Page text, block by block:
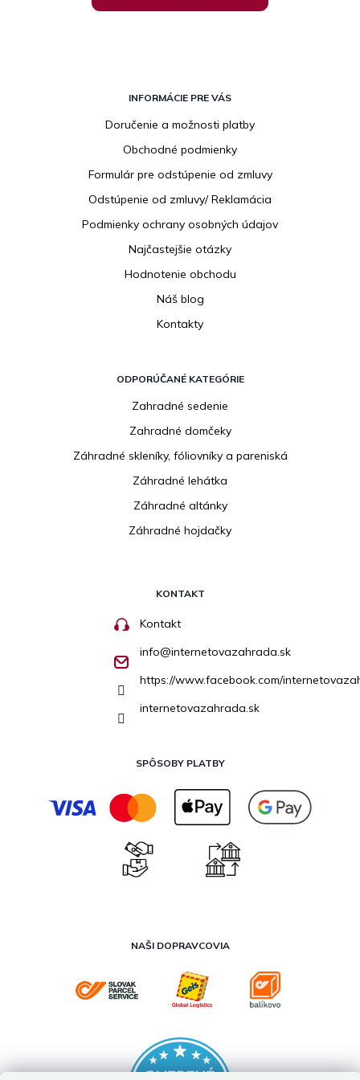
INFORMÁCIE PRE VÁS
Doručenie a možnosti platby
Obchodné podmienky
Formulár pre odstúpenie od zmluvy
Odstúpenie od zmluvy/ Reklamácia
Podmienky ochrany osobných údajov
Najčastejšie otázky
Hodnotenie obchodu
Náš blog
Kontakty
ODPORÚČANÉ KATEGÓRIE
Zahradné sedenie
Zahradné domčeky
Záhradné skleníky, fóliovníky a pareniská
Záhradné lehátka
Záhradné altánky
Záhradné hojdačky
KONTAKT
Kontakt
info@internetovazahrada.sk
https://www.facebook.com/
internetovazahrada.sk
SPÔSOBY PLATBY
NAŠI DOPRAVCOVIA